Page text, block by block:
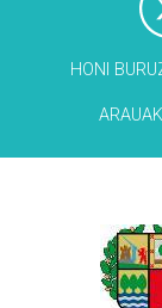
HONI
ARAUAK